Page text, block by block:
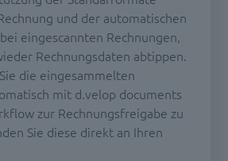
und der automatischen
eingescannten Rechnungen,
Rechnungsdaten abtippen.
die eingesammelten
mit d.velop documents
zur Rechnungsfreigabe zu
Sie diese direkt an Ihren